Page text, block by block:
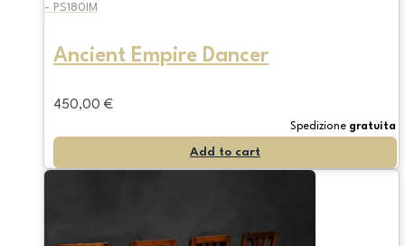
- PS180IM
Ancient Empire Dancer
450,00 €
Spedizione gratuita
Add to cart